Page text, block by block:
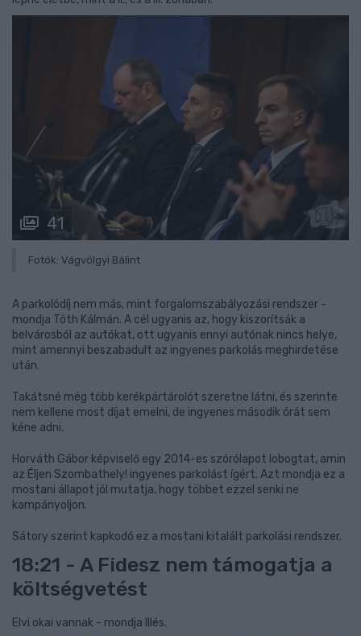
41
Fotók: Vágvölgyi Bálint
A parkolódíj nem más, mint forgalomszabályozási rendszer -
mondja Tóth Kálmán. A cél ugyanis az, hogy kiszorítsák a
belvárosból az autókat, ott ugyanis ennyi autónak nincs helye,
mint amennyi beszabadult az ingyenes parkolás meghirdetése
után.
Takátsné még több kerékpártárolót szeretne látni, és szerinte
nem kellene most díjat emelni, de ingyenes második órát sem
kéne adni.
Horváth Gábor képviselő egy 2014-es szórólapot lobogtat, amin
az Éljen Szombathely! ingyenes parkolást ígért. Azt mondja ez a
mostani állapot jól mutatja, hogy többet ezzel senki ne
kampányoljon.
Sátory szerint kapkodó ez a mostani kitalált parkolási rendszer.
18:21 - A Fidesz nem támogatja a
költségvetést
Elvi okai vannak - mondja Illés.